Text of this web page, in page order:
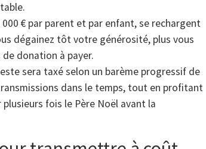
€ par parent et par enfant, se rechargent
dégainez tôt votre générosité, plus vous
donation à payer.
sera taxé selon un barème progressif de
dans le temps, tout en profitant
fois le Père Noël avant la